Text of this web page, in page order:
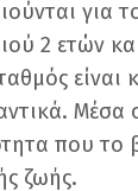
για
2 ετών
είναι
Μέσα
που το
ζωής.